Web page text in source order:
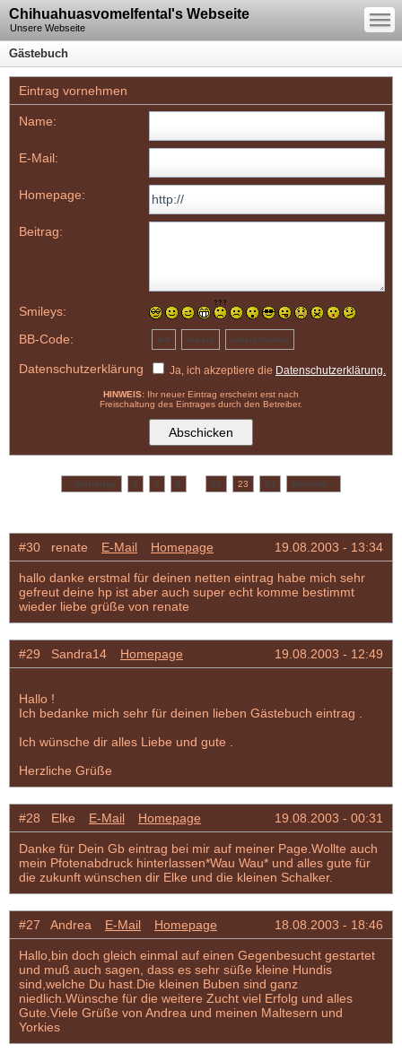
Chihuahuasvomelfental's Webseite
Unsere Webseite
—
—
—
Gästebuch
Eintrag vornehmen
Name:
E-Mail:
Homepage:
Beitrag:
Smileys:
BB-Code:
fett kursiv unterstrichen
Datenschutzerklärung Ja, ich akzeptiere die Datenschutzerklärung.
HINWEIS: Ihr neuer Eintrag erscheint erst nach
Freischaltung des Eintrages durch den Betreiber.
« Vorherige 1 2 3 22 23 24 Nächste »
#30 renate E-Mail Homepage 19.08.2003 - 13:34
hallo danke erstmal für deinen netten eintrag habe mich sehr
gefreut deine hp ist aber auch super echt komme bestimmt
wieder liebe grüße von renate
#29 Sandra14 Homepage 19.08.2003 - 12:49
Hallo !
Ich bedanke mich sehr für deinen lieben Gästebuch eintrag .
Ich wünsche dir alles Liebe und gute .
Herzliche Grüße
#28 Elke E-Mail Homepage 19.08.2003 - 00:31
Danke für Dein Gb eintrag bei mir auf meiner Page.Wollte auch
mein Pfotenabdruck hinterlassen*Wau Wau* und alles gute für
die zukunft wünschen dir Elke und die kleinen Schalker.
#27 Andrea E-Mail Homepage 18.08.2003 - 18:46
Hallo,bin doch gleich einmal auf einen Gegenbesucht gestartet
und muß auch sagen, dass es sehr süße kleine Hundis
sind,welche Du hast.Die kleinen Buben sind ganz
niedlich.Wünsche für die weitere Zucht viel Erfolg und alles
Gute.Viele Grüße von Andrea und meinen Maltesern und
Yorkies